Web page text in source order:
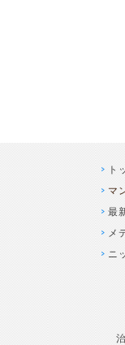
ト
マ
最
メ
ニ